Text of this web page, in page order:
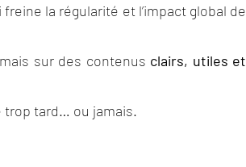
la régularité et l’impact global de
sur des contenus clairs, utiles et
trop tard… ou jamais.